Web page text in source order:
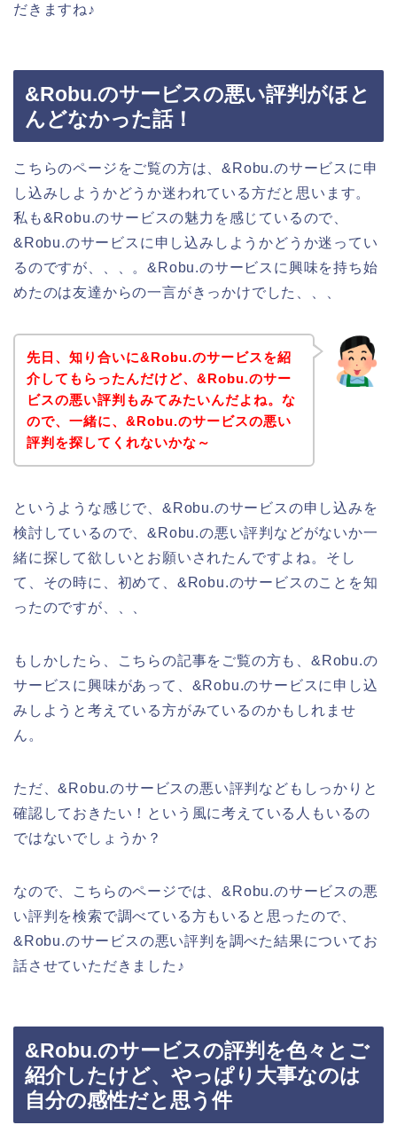
だきますね♪
&Robu.のサービスの悪い評判がほと
んどなかった話！
こちらのページをご覧の方は、&Robu.のサービスに申
し込みしようかどうか迷われている方だと思います。
私も&Robu.のサービスの魅力を感じているので、
&Robu.のサービスに申し込みしようかどうか迷ってい
るのですが、、、。&Robu.のサービスに興味を持ち始
めたのは友達からの一言がきっかけでした、、、
先日、知り合いに&Robu.のサービスを紹
介してもらったんだけど、&Robu.のサー
ビスの悪い評判もみてみたいんだよね。な
ので、一緒に、&Robu.のサービスの悪い
評判を探してくれないかな～
というような感じで、&Robu.のサービスの申し込みを
検討しているので、&Robu.の悪い評判などがないか一
緒に探して欲しいとお願いされたんですよね。そし
て、その時に、初めて、&Robu.のサービスのことを知
ったのですが、、、
もしかしたら、こちらの記事をご覧の方も、&Robu.の
サービスに興味があって、&Robu.のサービスに申し込
みしようと考えている方がみているのかもしれませ
ん。
ただ、&Robu.のサービスの悪い評判などもしっかりと
確認しておきたい！という風に考えている人もいるの
ではないでしょうか？
なので、こちらのページでは、&Robu.のサービスの悪
い評判を検索で調べている方もいると思ったので、
&Robu.のサービスの悪い評判を調べた結果についてお
話させていただきました♪
&Robu.のサービスの評判を色々とご
紹介したけど、やっぱり大事なのは
自分の感性だと思う件